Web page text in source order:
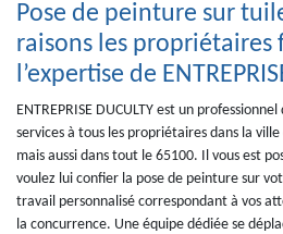
Pose de peinture sur
raisons les propriétaires
l’expertise de
ENTREPRISE DUCULTY est un
services à tous les propriétaires dans la ville
mais aussi dans tout le 65100. Il vous est
voulez lui confier la pose de peinture sur
travail personnalisé correspondant à vos
la concurrence. Une équipe dédiée se